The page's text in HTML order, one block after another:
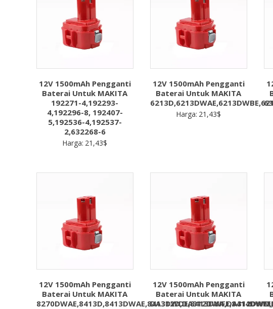
12V 1500mAh Pengganti
Baterai Untuk MAKITA
192271-4,192293-
4,192296-8, 192407-
5,192536-4,192537-
2,632268-6
Harga: 21,43$
12V 1500mAh Pengganti
Baterai Untuk MAKITA
Harga: 21,43$
12V 1500mAh Pengganti
Baterai Untuk MAKITA
12V 1500mAh Pengganti
Baterai Untuk MAKITA